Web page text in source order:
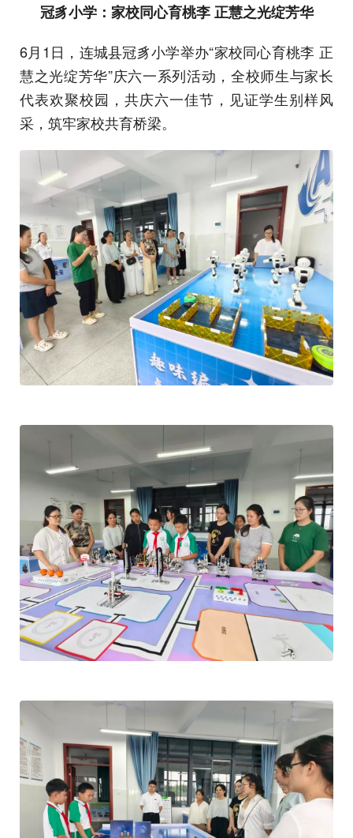
冠豸小学：家校同心育桃李 正慧之光绽芳华
6月1日，连城县冠豸小学举办“家校同心育桃李 正
慧之光绽芳华”庆六一系列活动，全校师生与家长
代表欢聚校园，共庆六一佳节，见证学生别样风
采，筑牢家校共育桥梁。